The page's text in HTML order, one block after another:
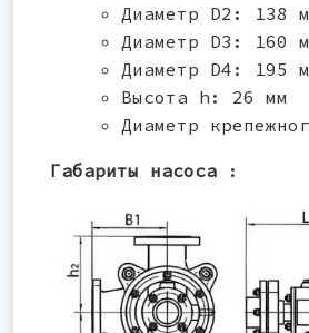
Диаметр D2: 138
Диаметр D3: 160
Диаметр D4: 195
Высота h: 26 мм
Диаметр
Габариты насоса :